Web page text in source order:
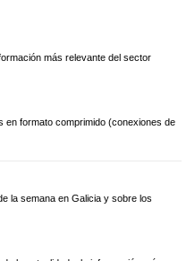
más relevante del sector
en formato comprimido (conexiones de
la semana en Galicia y sobre los